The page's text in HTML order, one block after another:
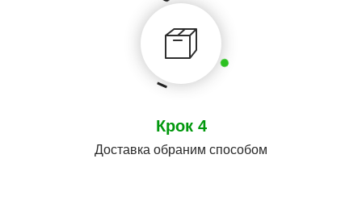
Крок 4
Доставка обраним способом